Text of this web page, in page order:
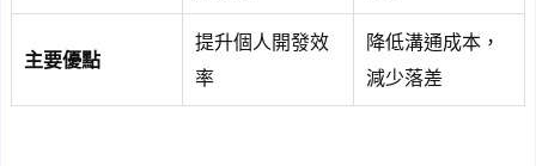
主要優點
提升個人開發效
率
降低溝通成本，
減少落差